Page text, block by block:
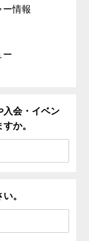
情報
ー
入会・イベン
か。
。